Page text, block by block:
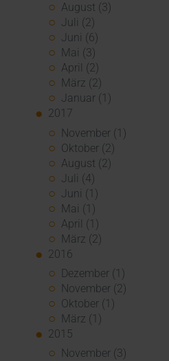
August (3)
Juli (2)
Juni (6)
Mai (3)
April (2)
März (2)
Januar (1)
2017
November (1)
Oktober (2)
August (2)
Juli (4)
Juni (1)
Mai (1)
April (1)
März (2)
2016
Dezember (1)
November (2)
Oktober (1)
März (1)
2015
November (3)